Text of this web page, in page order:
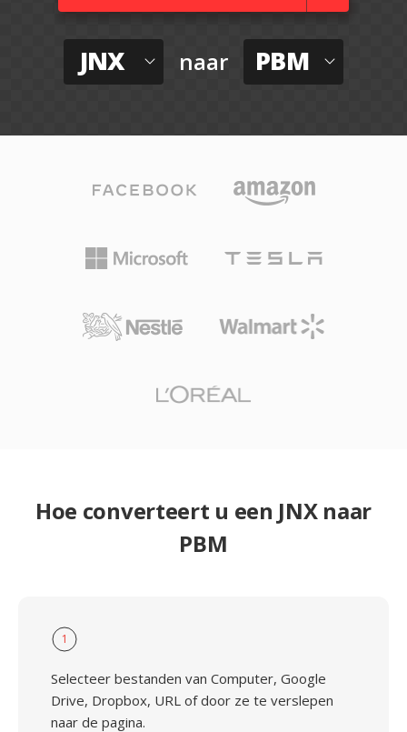
JNX naar PBM
Hoe converteert u een JNX naar
PBM
1
Selecteer bestanden van Computer, Google
Drive, Dropbox, URL of door ze te verslepen
naar de pagina.